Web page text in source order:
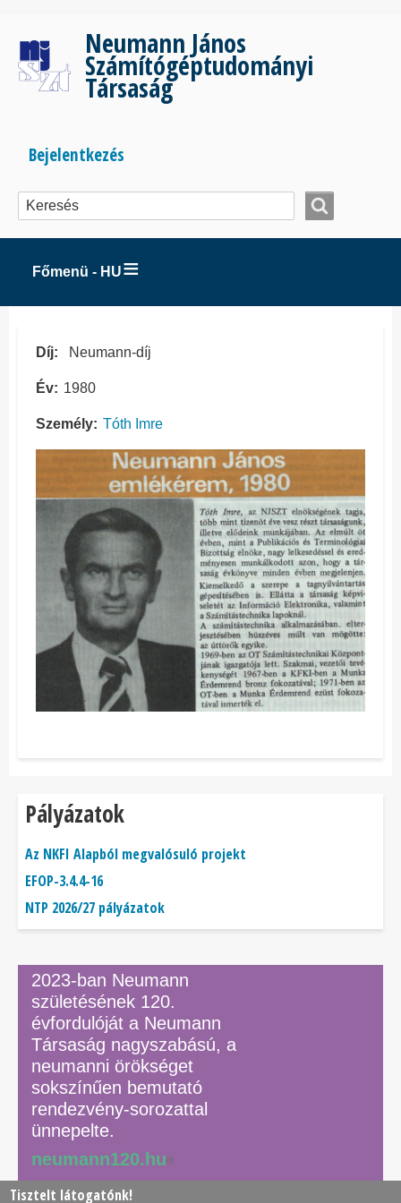
tartalomra
Neumann János
Számítógéptudományi
Társaság
Bejelentkezés
menüje
Bejelentkezés
Főmenü - HU
Díj Neumann-díj
Év 1980
Személy Tóth Imre
Pályázatok
Az NKFI Alapból megvalósuló projekt
EFOP-3.4.4-16
NTP 2026/27 pályázatok
2023-ban Neumann
születésének 120.
évfordulóját a Neumann
Társaság nagyszabású, a
neumanni örökséget
sokszínűen bemutató
rendezvény-sorozattal
ünnepelte.
neumann120.hu
Tisztelt látogatónk!